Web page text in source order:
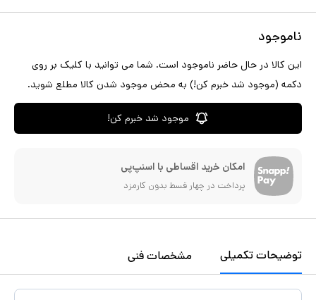
ناموجود
این کالا در حال حاضر ناموجود است. شما می توانید با کلیک بر روی
دکمه (موجود شد خبرم کن!) به محض موجود شدن کالا مطلع شوید.
موجود شد خبرم کن!
امکان خرید اقساطی با اسنپ‌پی
پرداخت در چهار قسط بدون کارمزد
توضیحات تکمیلی مشخصات فنی